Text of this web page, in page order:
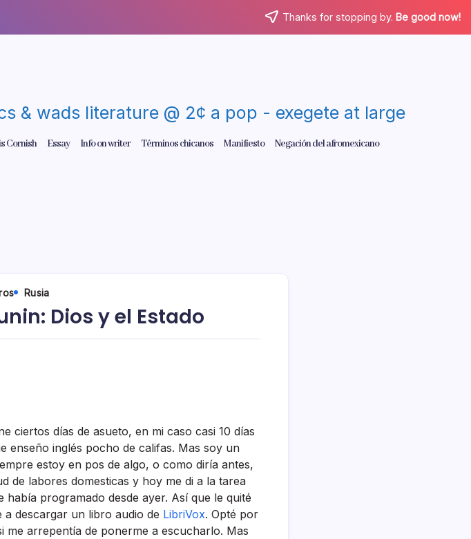
Thanks for stopping by. Be good now!
& wads literature @ 2¢ a pop - exegete at large
Cornish Essay Info on writer Términos chicanos Manifiesto Negación del afromexicano
Rusia
Dios y el Estado
ciertos dí­as de asueto, en mi caso casi 10 dí­as
enseño inglés pocho de califas. Mas soy un
estoy en pos de algo, o como dirí­a antes,
de labores domesticas y hoy me di a la tarea
programado desde ayer. Así­ que le quité
a descargar un libro audio de LibriVox. Opté por
me arrepentí­a de ponerme a escucharlo. Mas